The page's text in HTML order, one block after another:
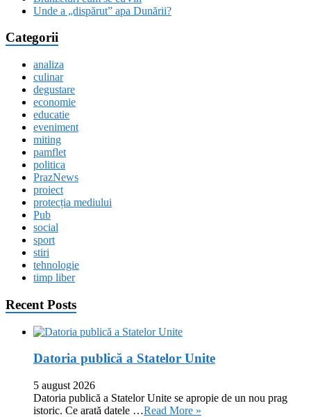
Unde a „dispărut” apa Dunării?
Categorii
analiza
culinar
degustare
economie
educatie
eveniment
miting
pamflet
politica
PrazNews
proiect
protecția mediului
Pub
social
sport
stiri
tehnologie
timp liber
Recent Posts
Datoria publică a Statelor Unite
5 august 2026
Datoria publică a Statelor Unite se apropie de un nou prag
istoric. Ce arată datele …Read More »